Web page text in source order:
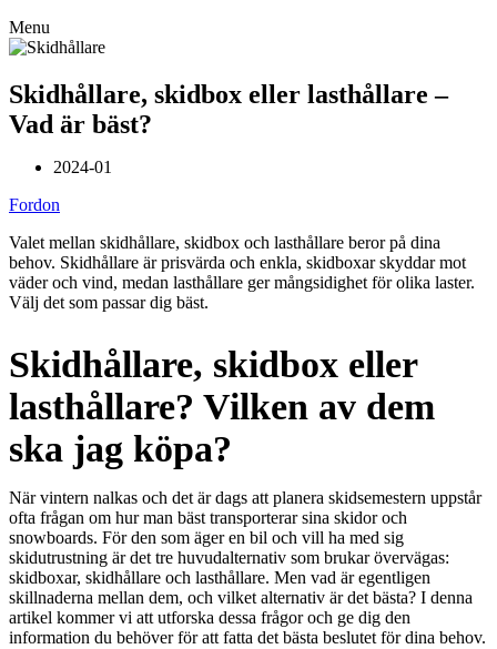
Menu
Skidhållare, skidbox eller lasthållare –
Vad är bäst?
2024-01
Fordon
Valet mellan skidhållare, skidbox och lasthållare beror på dina
behov. Skidhållare är prisvärda och enkla, skidboxar skyddar mot
väder och vind, medan lasthållare ger mångsidighet för olika laster.
Välj det som passar dig bäst.
Skidhållare, skidbox eller
lasthållare? Vilken av dem
ska jag köpa?
När vintern nalkas och det är dags att planera skidsemestern uppstår
ofta frågan om hur man bäst transporterar sina skidor och
snowboards. För den som äger en bil och vill ha med sig
skidutrustning är det tre huvudalternativ som brukar övervägas:
skidboxar, skidhållare och lasthållare. Men vad är egentligen
skillnaderna mellan dem, och vilket alternativ är det bästa? I denna
artikel kommer vi att utforska dessa frågor och ge dig den
information du behöver för att fatta det bästa beslutet för dina behov.